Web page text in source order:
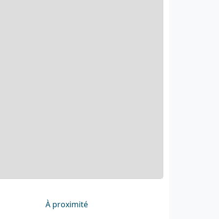
À proximité